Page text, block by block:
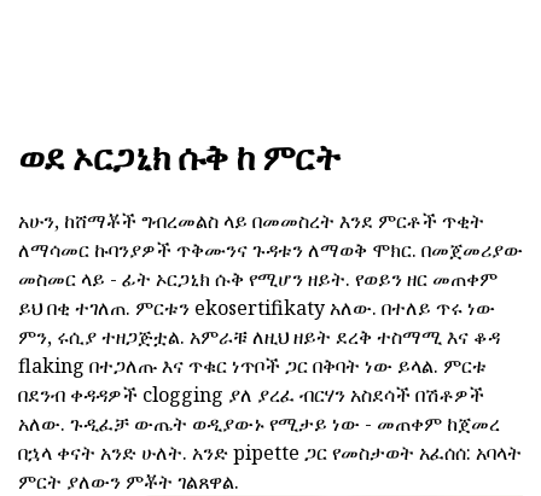
ወደ ኦርጋኒክ ሱቅ ከ ምርት
አሁን, ከሸማቾች ግብረመልስ ላይ በመመስረት እንደ ምርቶች ጥቂት
ለማሳመር ኩባንያዎች ጥቅሙንና ጉዳቱን ለማወቅ ሞክር. በመጀመሪያው
መስመር ላይ - ፊት ኦርጋኒክ ሱቅ የሚሆን ዘይት. የወይን ዘር መጠቀም
ይህ በቂ ተገለጠ. ምርቱን ekosertifikaty አለው. በተለይ ጥሩ ነው
ምን, ሩሲያ ተዘጋጅቷል. አምራቹ ለዚህ ዘይት ደረቅ ተስማሚ እና ቆዳ
flaking በተጋለጡ እና ጥቁር ነጥቦች ጋር በቅባት ነው ይላል. ምርቱ
በደንብ ቀዳዳዎች clogging ያለ ያረፈ ብርሃን አስደሳች በሽቶዎች
አለው. ጉዲፈቻ ውጤት ወዲያውኑ የሚታይ ነው - መጠቀም ከጀመረ
በኋላ ቀናት አንድ ሁለት. አንድ pipette ጋር የመስታወት አፈሰሰ: አባላት
ምርት ያለውን ምቾት ገልጸዋል.